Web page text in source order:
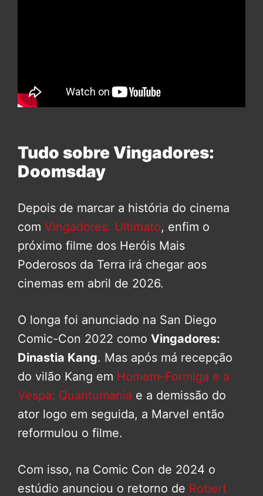
Tudo sobre Vingadores:
Doomsday
Depois de marcar a história do cinema
com Vingadores: Ultimato, enfim o
próximo filme dos Heróis Mais
Poderosos da Terra irá chegar aos
cinemas em abril de 2026.
O longa foi anunciado na San Diego
Comic-Con 2022 como Vingadores:
Dinastia Kang. Mas após má recepção
do vilão Kang em Homem-Formiga e a
Vespa: Quantumania e a demissão do
ator logo em seguida, a Marvel então
reformulou o filme.
Com isso, na Comic Con de 2024 o
estúdio anunciou o retorno de Robert